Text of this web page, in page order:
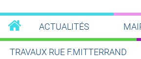
ACTUALITÉS
TRAVAUX RUE F.MITTERRAND